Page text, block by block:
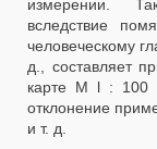
измерении.
вследствие
человеческому
д., составляет
карте M l : 100
отклонение
и т. д.